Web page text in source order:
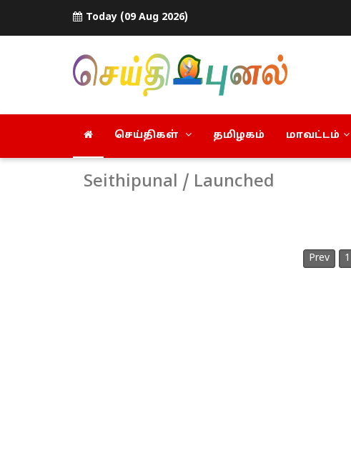
Today (09 Aug 2026)
செய்திகள் தமிழகம் மாவட்டம்
Seithipunal / Launched
Prev 1